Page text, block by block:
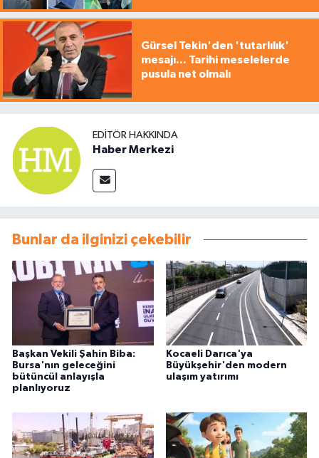
Gürsel Tekin'den 'tutarlılık'
mesajı... Tarihi meselelerde
pusula net olmalı
EDITÖR HAKKINDA
Haber Merkezi
Bunlar da ilginizi çekebilir
Başkan Vekili Şahin Biba:
Bursa'nın geleceğini
bütüncül anlayışla
planlıyoruz
Kocaeli Darıca'ya
Büyükşehir'den modern
ulaşım yatırımı